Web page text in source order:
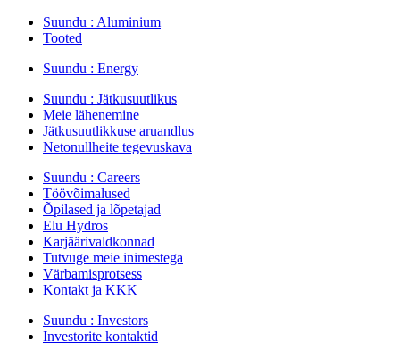
Suundu : Aluminium
Tooted
Suundu : Energy
Suundu : Jätkusuutlikus
Meie lähenemine
Jätkusuutlikkuse aruandlus
Netonullheite tegevuskava
Suundu : Careers
Töövõimalused
Õpilased ja lõpetajad
Elu Hydros
Karjäärivaldkonnad
Tutvuge meie inimestega
Värbamisprotsess
Kontakt ja KKK
Suundu : Investors
Investorite kontaktid